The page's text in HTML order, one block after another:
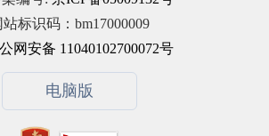
站标识码：bm17000009
网安备 11040102700072号
电脑版